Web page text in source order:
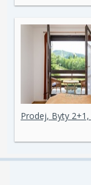
Prodej, Byty